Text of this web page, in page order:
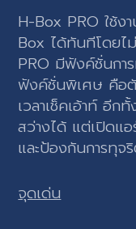
H-Box PRO ใช้ง
Box ได้ทันทีโดยไ
PRO มีฟังค์ชั่นกา
ฟังค์ชั่นพิเศษ คือ
เวลาเช็คเอ้าท์ อีก
สว่างได้ แต่เปิดแอ
และป้องกันการทุจ
จุดเด่น